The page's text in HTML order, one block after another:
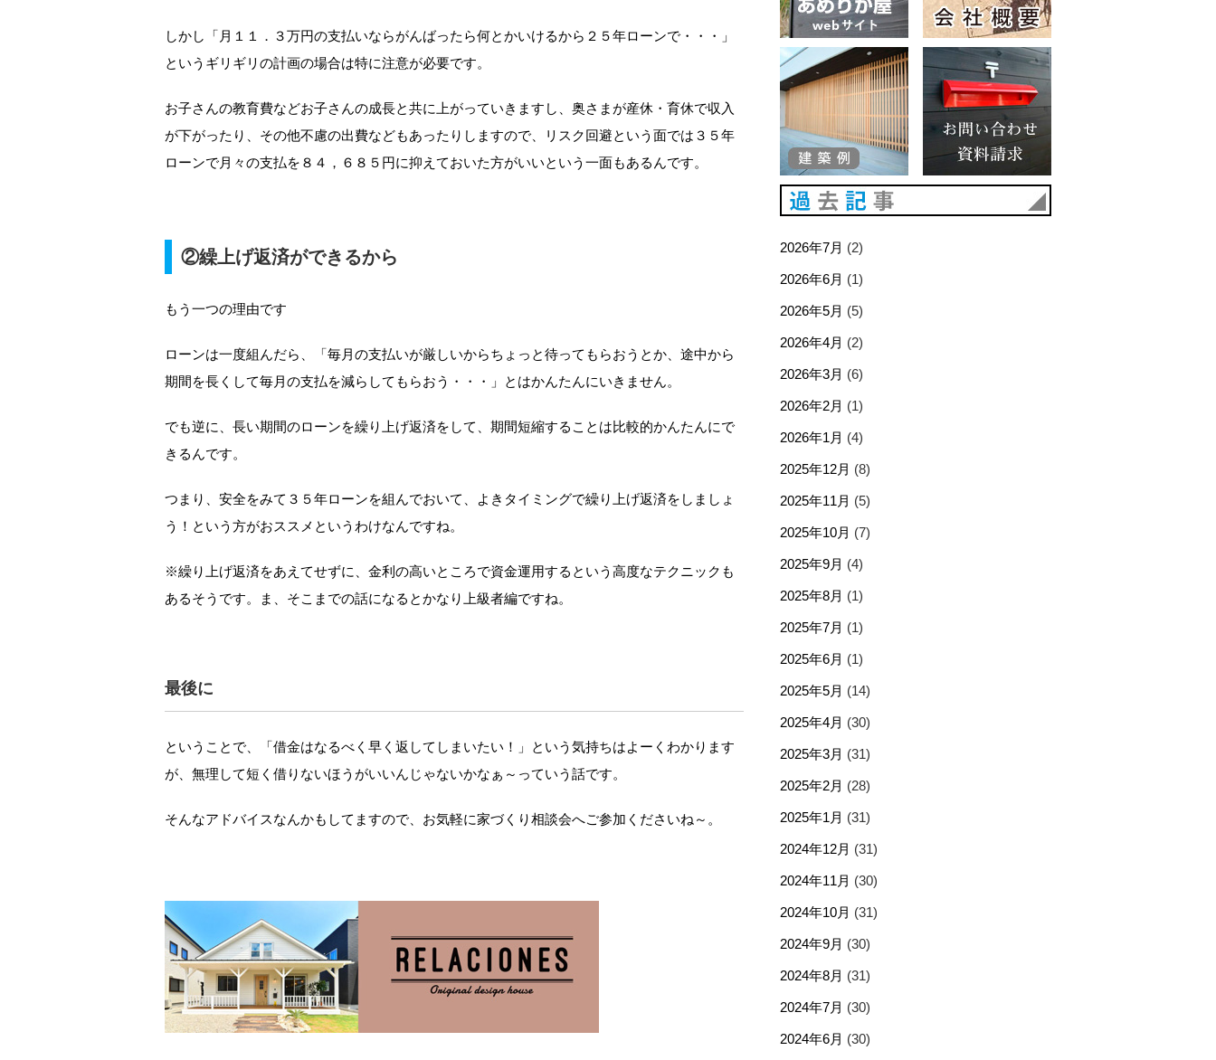
しかし「月１１．３万円の支払いならがんばったら何とかいけるから２５年ローンで・・・」
というギリギリの計画の場合は特に注意が必要です。
お子さんの教育費などお子さんの成長と共に上がっていきますし、奥さまが産休・育休で収入
が下がったり、その他不慮の出費などもあったりしますので、リスク回避という面では３５年
ローンで月々の支払を８４，６８５円に抑えておいた方がいいという一面もあるんです。
②繰上げ返済ができるから
もう一つの理由です
ローンは一度組んだら、「毎月の支払いが厳しいからちょっと待ってもらおうとか、途中から
期間を長くして毎月の支払を減らしてもらおう・・・」とはかんたんにいきません。
でも逆に、長い期間のローンを繰り上げ返済をして、期間短縮することは比較的かんたんにで
きるんです。
つまり、安全をみて３５年ローンを組んでおいて、よきタイミングで繰り上げ返済をしましょ
う！という方がおススメというわけなんですね。
※繰り上げ返済をあえてせずに、金利の高いところで資金運用するという高度なテクニックも
あるそうです。ま、そこまでの話になるとかなり上級者編ですね。
最後に
ということで、「借金はなるべく早く返してしまいたい！」という気持ちはよーくわかります
が、無理して短く借りないほうがいいんじゃないかなぁ～っていう話です。
そんなアドバイスなんかもしてますので、お気軽に家づくり相談会へご参加くださいね～。
2026年7月 (2)
2026年6月 (1)
2026年5月 (5)
2026年4月 (2)
2026年3月 (6)
2026年2月 (1)
2026年1月 (4)
2025年12月 (8)
2025年11月 (5)
2025年10月 (7)
2025年9月 (4)
2025年8月 (1)
2025年7月 (1)
2025年6月 (1)
2025年5月 (14)
2025年4月 (30)
2025年3月 (31)
2025年2月 (28)
2025年1月 (31)
2024年12月 (31)
2024年11月 (30)
2024年10月 (31)
2024年9月 (30)
2024年8月 (31)
2024年7月 (30)
2024年6月 (30)